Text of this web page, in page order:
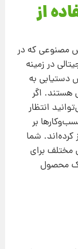
از
مصنوعی که در
در زمینه
دستیابی به
هستند. اگر
انتظار
بر
شما
مختلف برای
یک محصول